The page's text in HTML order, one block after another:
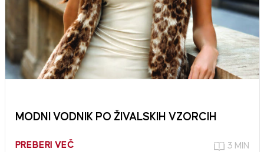
MODNI VODNIK PO ŽIVALSKIH VZORCIH
PREBERI VEČ 3 MIN